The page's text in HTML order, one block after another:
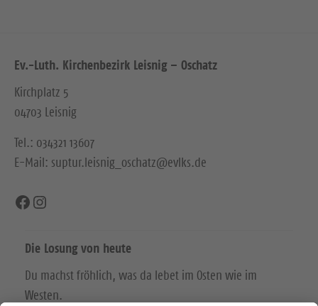
Ev.-Luth. Kirchenbezirk Leisnig – Oschatz
Kirchplatz 5
04703 Leisnig
Tel.: 034321 13607
E-Mail: suptur.leisnig_oschatz@evlks.de
Facebook
Instagram
Die Losung von heute
Du machst fröhlich, was da lebet im Osten wie im
Westen.